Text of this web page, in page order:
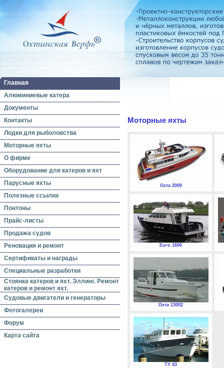
Главная
Алюминиевые катера
Документы
Контакты
Лодки для рыболовства
Моторные яхты
О фирме
Оборудование для катеров и яхт
Парусные яхты
Полезные ссылки
Понтоны
Прайс-листы
Продажа судов
Реновация и ремонт
Сертификаты и награды
Специальные разработки
Стоянка катеров и яхт. Эллинг. Ремонт
катеров и ремонт яхт.
Судовые двигатели и генераторы
Фотогалереи
Форум
Карта сайта
Моторные яхты
Охта 2000
Euro 1600
Охта 13002
TY 43